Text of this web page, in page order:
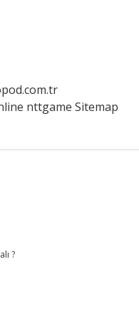
nttgame Sitemap
?